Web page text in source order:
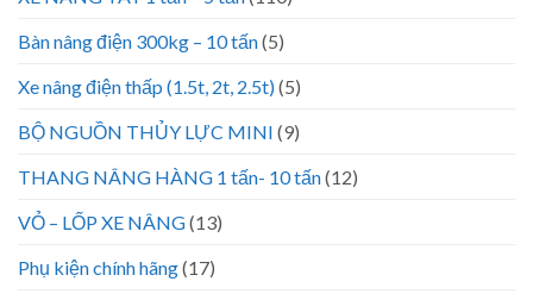
Bàn nâng điện 300kg – 10 tấn(5)
Xe nâng điện thấp (1.5t, 2t, 2.5t)(5)
BỘ NGUỒN THỦY LỰC MINI (9)
THANG NÂNG HÀNG 1 tấn- 10 tấn(12)
VỎ – LỐP XE NÂNG(13)
Phụ kiện chính hãng(17)